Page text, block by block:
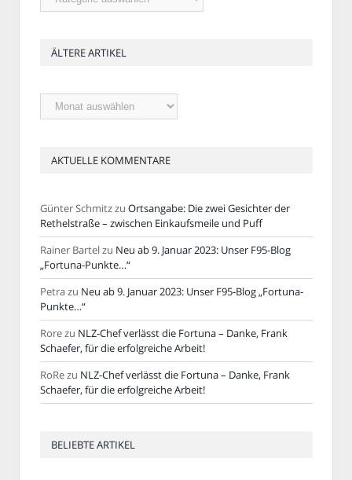
ÄLTERE ARTIKEL
Ältere
Artikel
AKTUELLE KOMMENTARE
Günter Schmitzzu Ortsangabe: Die zwei Gesichter der
Rethelstraße – zwischen Einkaufsmeile und Puff
Rainer Bartelzu Neu ab 9. Januar 2023: Unser F95-Blog
„Fortuna-Punkte…“
Petrazu Neu ab 9. Januar 2023: Unser F95-Blog „Fortuna-
Punkte…“
Rorezu NLZ-Chef verlässt die Fortuna – Danke, Frank
Schaefer, für die erfolgreiche Arbeit!
RoRezu NLZ-Chef verlässt die Fortuna – Danke, Frank
Schaefer, für die erfolgreiche Arbeit!
BELIEBTE ARTIKEL